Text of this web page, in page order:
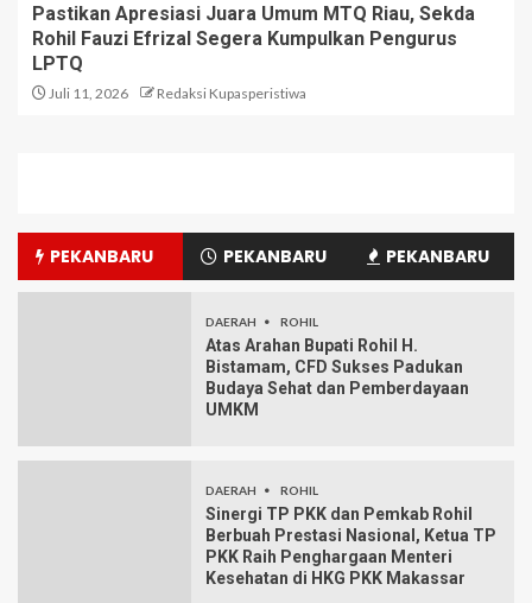
Pastikan Apresiasi Juara Umum MTQ Riau, Sekda
Rohil Fauzi Efrizal Segera Kumpulkan Pengurus
LPTQ
Juli 11, 2026 Redaksi Kupasperistiwa
PEKANBARU PEKANBARU PEKANBARU
DAERAH ROHIL
Atas Arahan Bupati Rohil H.
Bistamam, CFD Sukses Padukan
Budaya Sehat dan Pemberdayaan
UMKM
DAERAH ROHIL
Sinergi TP PKK dan Pemkab Rohil
Berbuah Prestasi Nasional, Ketua TP
PKK Raih Penghargaan Menteri
Kesehatan di HKG PKK Makassar